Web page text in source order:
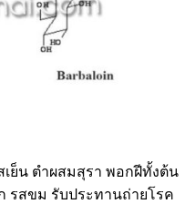
เย็น ตำผสมสุรา พอกฝีทั้งต้น
รสขม รับประทานถ่ายโรค